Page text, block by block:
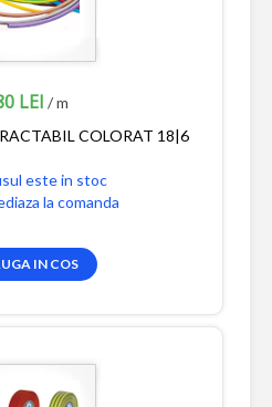
LEI / m
COLORAT 18|6
este in stoc
la comanda
IN COS